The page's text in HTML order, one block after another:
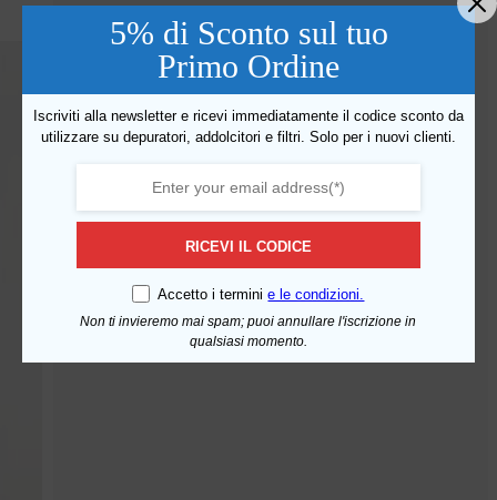
5% di Sconto sul tuo
Primo Ordine
Iscriviti alla newsletter e ricevi immediatamente il codice sconto da
utilizzare su depuratori, addolcitori e filtri. Solo per i nuovi clienti.
RICEVI IL CODICE
Accetto i terminie le condizioni.
Non ti invieremo mai spam; puoi annullare l'iscrizione in
qualsiasi momento.